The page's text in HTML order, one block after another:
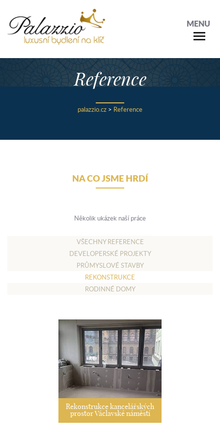
MENU
Reference
palazzio.cz > Reference
NA CO JSME HRDÍ
Několik ukázek naší práce
VŠECHNY REFERENCE
DEVELOPERSKÉ PROJEKTY
PRŮMYSLOVÉ STAVBY
REKONSTRUKCE
RODINNÉ DOMY
Rekonstrukce kancelářských
prostor Václavské náměstí